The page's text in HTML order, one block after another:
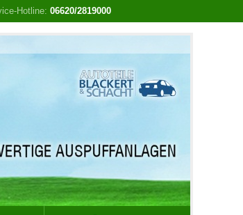
Hotline: 06620/2819000